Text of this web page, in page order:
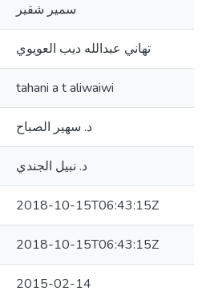
سمير شقير
تهاني عبدالله ديب العويوي
tahani a t aliwaiwi
د. سهير الصباح
د. نبيل الجندي
2018-10-15T06:43:15Z
2018-10-15T06:43:15Z
2015-02-14